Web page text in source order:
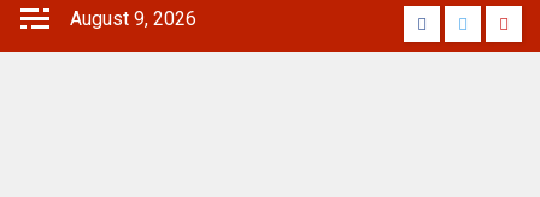
August 9, 2026